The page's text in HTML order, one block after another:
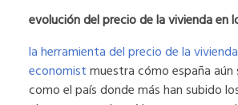
evolución del precio de la vivienda en
la herramienta del precio de la
economistmuestra cómo españa aún
como el país donde más han subido